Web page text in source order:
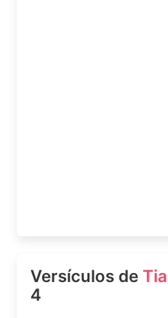
Versículos de
4